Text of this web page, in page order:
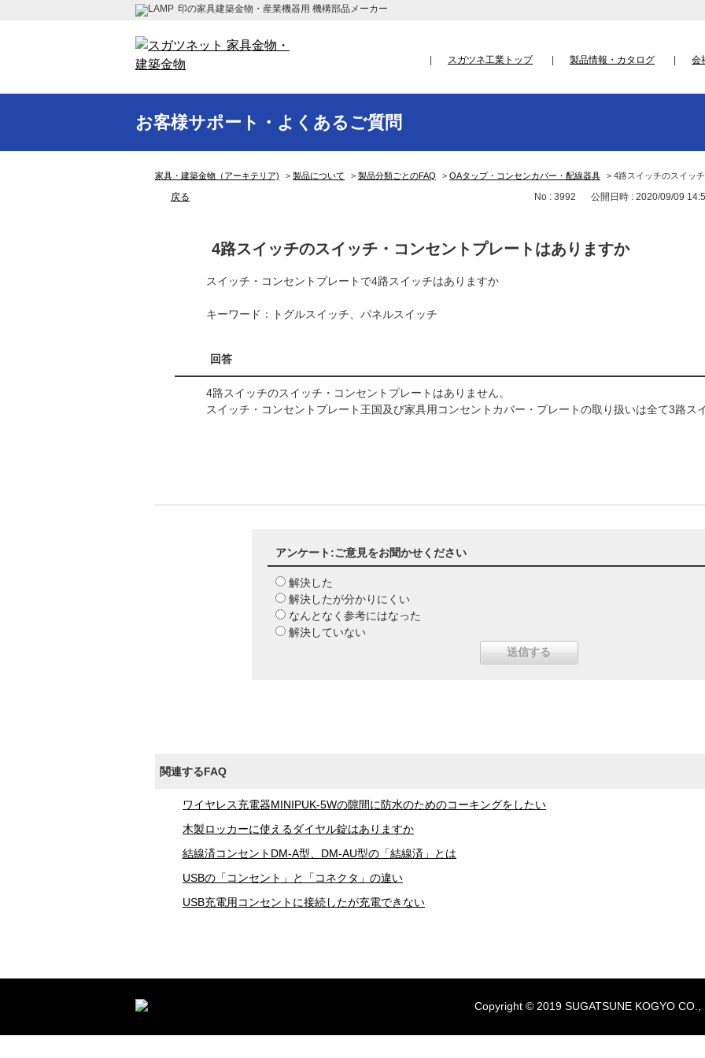
印の家具建築金物・産業機器用 機構部品メーカー
スガツネ工業トップ 製品情報・カタログ 会
お客様サポート・よくあるご質問
家具・建築金物（アーキテリア) > 製品について > 製品分類ごとのFAQ > OAタップ・コンセンカバー・配線器具 > 4路スイッチのスイッ
戻る No : 3992 公開日時 : 2020/09/09
4路スイッチのスイッチ・コンセントプレートはありますか
スイッチ・コンセントプレートで4路スイッチはありますか
キーワード：トグルスイッチ、パネルスイッチ
回答
4路スイッチのスイッチ・コンセントプレートはありません。
スイッチ・コンセントプレート王国及び家具用コンセントカバー・プレートの取り扱いは全て3路ス
アンケート:ご意見をお聞かせください
解決した
解決したが分かりにくい
なんとなく参考にはなった
解決していない
関連するFAQ
ワイヤレス充電器MINIPUK-5Wの隙間に防水のためのコーキングをしたい
木製ロッカーに使えるダイヤル錠はありますか
結線済コンセントDM-A型、DM-AU型の「結線済」とは
USBの「コンセント」と「コネクタ」の違い
USB充電用コンセントに接続したが充電できない
Copyright © 2019 SUGATSUNE KOGYO CO.,